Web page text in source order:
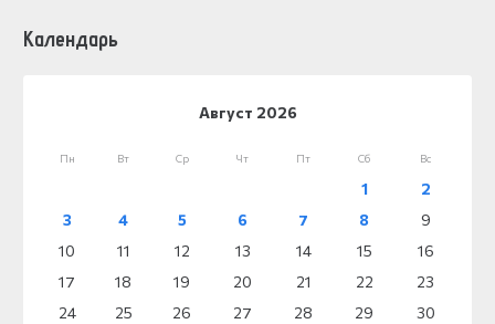
Календарь
Август 2026
Пн Вт Ср Чт Пт Сб Вс
1
2
3
4 5 6 7 8
9
10
11 12 13 14 15
16
17
18 19 20 21 22
23
24
25 26 27 28 29
30